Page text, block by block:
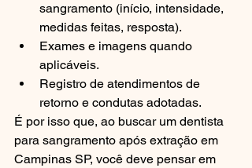
sangramento (início, intensidade,
medidas feitas, resposta).
Exames e imagens quando
aplicáveis.
Registro de atendimentos de
retorno e condutas adotadas.
É por isso que, ao buscar um dentista
para sangramento após extração em
Campinas SP, você deve pensar em